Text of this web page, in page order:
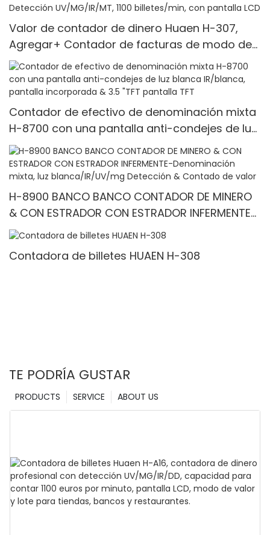
Valor de contador de dinero Huaen H-307,
Agregar+ Contador de facturas de modo de
lote/ADD+ Valor, Detección UV/MG/IR/MT, 1100
billetes/min, con pantalla LCD
Contador de efectivo de denominación mixta
H-8700 con una pantalla anti-condejes de luz
blanca IR/blanca, pantalla incorporada & 3.5
"TFT pantalla TFT
H-8900 BANCO BANCO CONTADOR DE MINERO
& CON ESTRADOR CON ESTRADOR INFERMENTE-
Denominación mixta, luz blanca/IR/UV/mg
Contadora de billetes HUAEN H-308
TE PODRÍA GUSTAR
ABOUT US
SERVICE
PRODUCTS